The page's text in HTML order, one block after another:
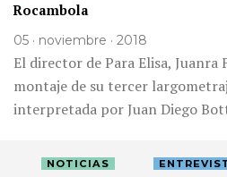
Rocambola
05 · noviembre · 2018
El director de Para Elisa, Juanra
montaje de su tercer
interpretada por Juan Diego
NOTICIAS